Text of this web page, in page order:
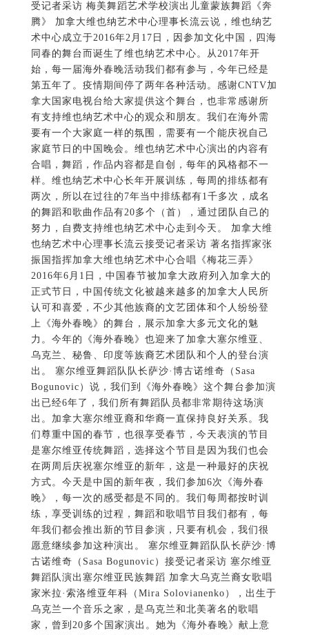
受记者采访 梅美舞蹈艺术学校演出儿童蒙族舞蹈《奔
腾》 加拿大维也纳艺术中心理事长流云说，维也纳艺
术中心成立于2016年2月17日，因参加文化中国，四海
同春的舞台而诞生了维也纳艺术中心。从2017年开
始，每一届海外春晚活动我们都有参与，今年已经是
第五年了。疫情期间停了两年各种活动。感谢CNTV加
拿大国家电视台给大家提供这个舞台，也非常感谢所
有支持维也纳艺术中心的观众和朋友。我们在海外需
要有一个大家庭一样的氛围，需要有一个能庆祝自己
家庭节日的中国晚会。维也纳艺术中心演出的内容有
合唱，舞蹈，作品内容都是自创，每年的风格都不一
样。维也纳艺术中心长年开展训练，每周的排练都有
两次，所以在过往的7年当中排练都有1千多次，成名
的舞蹈和歌曲作品有20多个（首），通过团队自己的
努力，自费支持维也纳艺术中心走到今天。 加拿大维
也纳艺术中心理事长流云接受记者采访 著名指挥家张
振国指挥加拿大维也纳艺术中心合唱《梅花三弄》
2016年6月1日，中国春节被加拿大政府列入加拿大的
正式节日，中国传统文化被越来越多的加拿大人民所
认可和喜爱，不少其他族裔的文艺团体和个人纷纷登
上《海外春晚》的舞台，展示加拿大多元文化的魅
力。今年的《海外春晚》也迎来了加拿大塞尔维亚、
乌克兰、秘鲁、印度等族裔艺术团队和个人的登台演
出。 塞尔维亚舞蹈队队长萨沙·博古诺维奇（Sasa
Bogunovic）说，我们到《海外春晚》这个舞台参加演
出已经6年了，我们所有舞蹈队员都非常期待这场演
出。加拿大塞尔维亚裔和华裔一直保持良好关系。我
们尊重中国的春节，也很享受春节，今天表演的节目
是塞尔维亚传统舞蹈，选择这个节目是因为我们也会
在两周后庆祝塞尔维亚的新年，这是一种最好的庆祝
方式。今天是中国的新年夜，我们参加6次《海外春
晚》，每一次的感受都是不同的。我们每周都按时训
练，享受训练的过程，舞蹈和歌唱节目我们都有，每
年我们都会推出新的节目参演，只要有机会，我们很
愿意继续参加这种演出。 塞尔维亚舞蹈队队长萨沙·博
古诺维奇（Sasa Bogunovic）接受记者采访 塞尔维亚
舞蹈队演出塞尔维亚民族舞蹈 加拿大乌克兰裔女歌唱
家米拉·索洛维亚年科（Mira Solovianenko），出生于
乌克兰一个音乐之家，是乌克兰和北美著名的歌唱
家，曾到20多个国家演出。她为《海外春晚》献上意